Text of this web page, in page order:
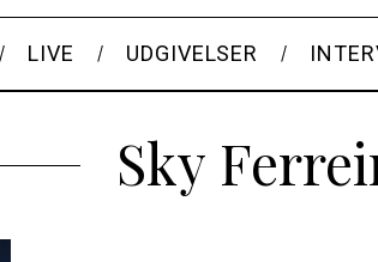
LIVE UDGIVELSER
Sky